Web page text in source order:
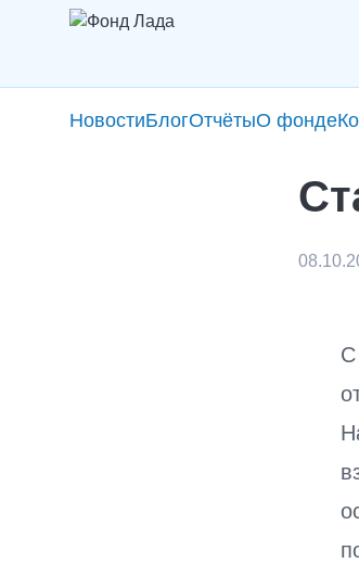
НовостиБлогОтчётыО фонде
С